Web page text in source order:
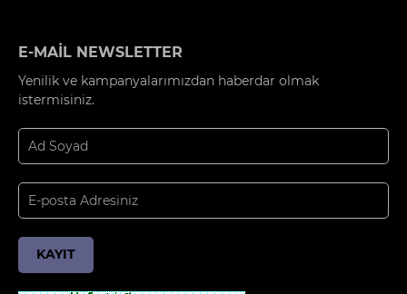
E-MAİL NEWSLETTER
Yenilik ve kampanyalarımızdan haberdar olmak
istermisiniz.
KAYIT